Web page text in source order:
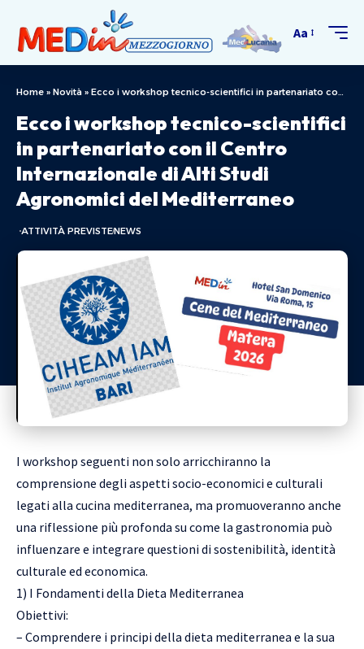
Aa
Home » Novità » Ecco i workshop tecnico-scientifici in partenariato con il Centro Internazionale di Alti Studi Agronomici del Mediterraneo
Ecco i workshop tecnico-scientifici
in partenariato con il Centro
Internazionale di Alti Studi
Agronomici del Mediterraneo
ATTIVITÀ PREVISTENEWS
I workshop seguenti non solo arricchiranno la
comprensione degli aspetti socio-economici e culturali
legati alla cucina mediterranea, ma promuoveranno anche
una riflessione più profonda su come la gastronomia può
influenzare e integrare questioni di sostenibilità, identità
culturale ed economica.
1) I Fondamenti della Dieta Mediterranea
Obiettivi:
– Comprendere i principi della dieta mediterranea e la sua